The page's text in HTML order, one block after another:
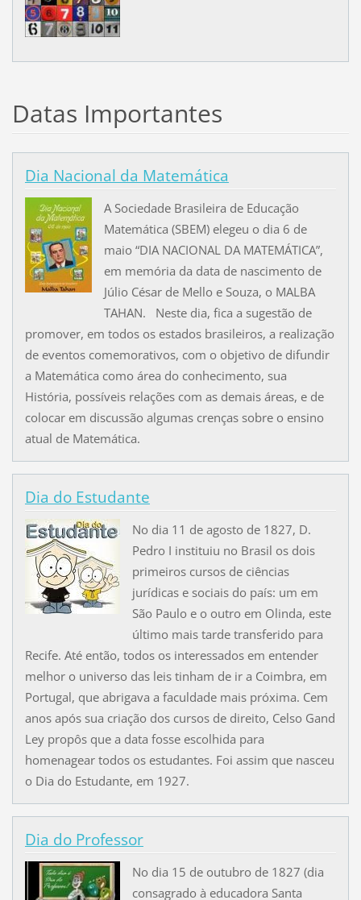
Datas Importantes
Dia Nacional da Matemática
A Sociedade Brasileira de Educação
Matemática (SBEM) elegeu o dia 6 de
maio “DIA NACIONAL DA MATEMÁTICA”,
em memória da data de nascimento de
Júlio César de Mello e Souza, o MALBA
TAHAN. Neste dia, fica a sugestão de
promover, em todos os estados brasileiros, a realização
de eventos comemorativos, com o objetivo de difundir
a Matemática como área do conhecimento, sua
História, possíveis relações com as demais áreas, e de
colocar em discussão algumas crenças sobre o ensino
atual de Matemática.
Dia do Estudante
No dia 11 de agosto de 1827, D.
Pedro I instituiu no Brasil os dois
primeiros cursos de ciências
jurídicas e sociais do país: um em
São Paulo e o outro em Olinda, este
último mais tarde transferido para
Recife. Até então, todos os interessados em entender
melhor o universo das leis tinham de ir a Coimbra, em
Portugal, que abrigava a faculdade mais próxima. Cem
anos após sua criação dos cursos de direito, Celso Gand
Ley propôs que a data fosse escolhida para
homenagear todos os estudantes. Foi assim que nasceu
o Dia do Estudante, em 1927.
Dia do Professor
No dia 15 de outubro de 1827 (dia
consagrado à educadora Santa